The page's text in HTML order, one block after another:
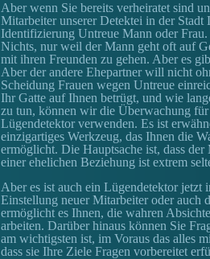
Aber wenn Sie bereits verheiratet sind
Mitarbeiter unserer Detektei in der
Identifizierung Untreue Mann oder
Nichts, nur weil der Mann geht oft auf
mit ihren Freunden zu gehen. Aber es
Aber der andere Ehepartner will nicht
Scheidung Frauen wegen Untreue
Ihr Gatte auf Ihnen betrügt, und wie
zu tun, können wir die Überwachung
Lügendetektor verwenden. Es ist
einzigartiges Werkzeug, das Ihnen die
ermöglicht. Die Hauptsache ist, dass
einer ehelichen Beziehung ist extrem
Aber es ist auch ein Lügendetektor jetzt
Einstellung neuer Mitarbeiter oder auch
ermöglicht es Ihnen, die wahren
arbeiten. Darüber hinaus können Sie
am wichtigsten ist, im Voraus das alles
dass sie Ihre Ziele Fragen vorbereitet